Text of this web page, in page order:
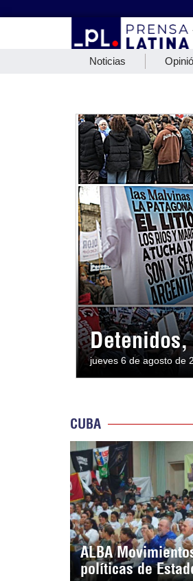
Noticias
jueves 6 de agosto de
CUBA
ALBA
políticas de